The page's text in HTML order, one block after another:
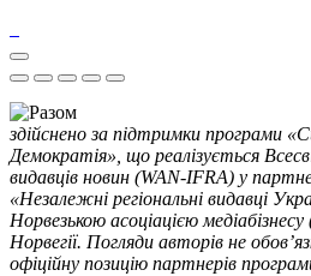
здійснено за підтримки програми
Демократія», що реалізується
видавців новин (WAN-IFRA) у
«Незалежні регіональні видавці
Норвезькою асоціацією
Норвегії. Погляди авторів не
офіційну позицію партнерів